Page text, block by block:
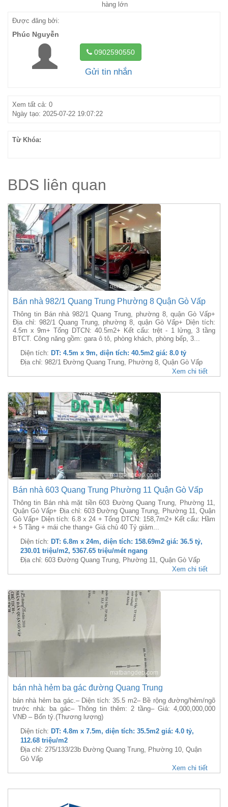
hàng lớn
Được đăng bởi:
Phúc Nguyễn
0902590550
Gửi tin nhắn
Xem tất cả: 0
Ngày tạo: 2025-07-22 19:07:22
Từ Khóa:
BDS liên quan
Bán nhà 982/1 Quang Trung Phường 8 Quận Gò Vấp
Thông tin Bán nhà 982/1 Quang Trung, phường 8, quận Gò Vấp+
Địa chỉ: 982/1 Quang Trung, phường 8, quận Gò Vấp+ Diện tích:
4.5m x 9m+ Tổng DTCN: 40.5m2+ Kết cấu: trệt - 1 lửng, 3 tầng
BTCT. Công năng gồm: gara ô tô, phòng khách, phòng bếp, 3...
Diện tích: DT: 4.5m x 9m, diện tích: 40.5m2 giá: 8.0 tỷ
Địa chỉ: 982/1 Đường Quang Trung, Phường 8, Quận Gò Vấp
Xem chi tiết
Bán nhà 603 Quang Trung Phường 11 Quận Gò Vấp
Thông tin Bán nhà mặt tiền 603 Đường Quang Trung, Phường 11,
Quận Gò Vấp+ Địa chỉ: 603 Đường Quang Trung, Phường 11, Quận
Gò Vấp+ Diện tích: 6.8 x 24 + Tổng DTCN: 158,7m2+ Kết cấu: Hầm
+ 5 Tầng + mái che thang+ Giá chủ 40 Tỷ giảm...
Diện tích: DT: 6.8m x 24m, diện tích: 158.69m2 giá: 36.5 tỷ,
230.01 triệu/m2, 5367.65 triệu/mét ngang
Địa chỉ: 603 Đường Quang Trung, Phường 11, Quận Gò Vấp
Xem chi tiết
bán nhà hẻm ba gác đường Quang Trung
bán nhà hẻm ba gác.– Diện tích: 35.5 m2– Bề rộng đường/hẻm/ngõ
trước nhà: ba gác– Thông tin thêm: 2 tầng– Giá: 4,000,000,000
VNĐ – Bốn tỷ.(Thương lượng)
Diện tích: DT: 4.8m x 7.5m, diện tích: 35.5m2 giá: 4.0 tỷ,
112.68 triệu/m2
Địa chỉ: 275/133/23b Đường Quang Trung, Phường 10, Quận
Gò Vấp
Xem chi tiết